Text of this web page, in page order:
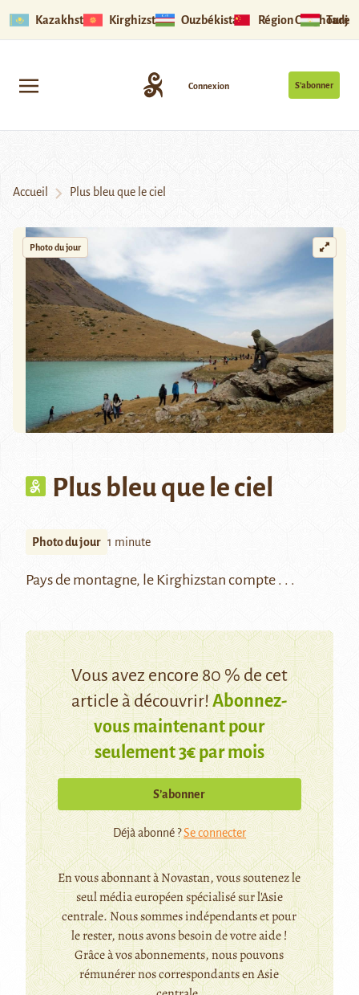
Kazakhstan Kirghizstan Ouzbékistan Région Ouïghoure
S’abonner
Connexion
Accueil Plus bleu que le ciel
Photo du jour
Plus bleu que le ciel
Photo du jour 1 minute
Pays de montagne, le Kirghizstan compte . . .
Vous avez encore 80 % de cet
article à découvrir!Abonnez-
vous maintenant pour
seulement 3€ par mois
S’abonner
Déjà abonné ?Se connecter
En vous abonnant à Novastan, vous soutenez le
seul média européen spécialisé sur l'Asie
centrale. Nous sommes indépendants et pour
le rester, nous avons besoin de votre aide !
Grâce à vos abonnements, nous pouvons
rémunérer nos correspondants en Asie